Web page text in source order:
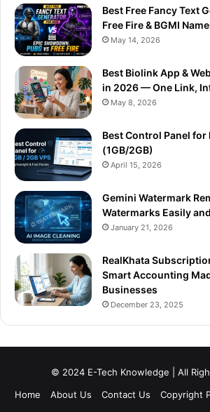
Best Free Fancy Text
Free Fire & BGMI
May 14, 2026
Best Biolink App &
in 2026 — One Link,
May 8, 2026
Best Control Panel for
(1GB/2GB)
April 15, 2026
Gemini Watermark
Watermarks Easily
January 21, 2026
RealKhata
Smart Accounting
Businesses
December 23, 2025
© 2024 E-Tech Knowledge | All
Home
About Us Contact Us Copyright